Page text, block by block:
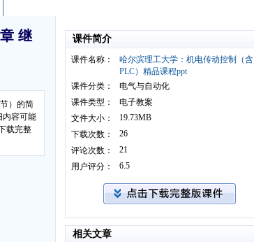
继
）的简
内容可能
载完整
课件简介
课件名称：
哈尔滨理工大学：机电传动控制（含
PLC）精品课程ppt
课件分类：
电气与自动化
课件类型：
电子教案
文件大小：
19.73MB
下载次数：
26
评论次数：
21
用户评分：
6.5
相关文章